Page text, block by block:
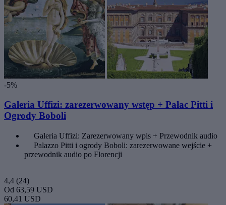
-5%
Galeria Uffizi: zarezerwowany wstęp + Pałac Pitti i
Ogrody Boboli
Galeria Uffizi: Zarezerwowany wpis + Przewodnik audio
Palazzo Pitti i ogrody Boboli: zarezerwowane wejście +
przewodnik audio po Florencji
4,4 (24)
Od 63,59 USD
60,41 USD